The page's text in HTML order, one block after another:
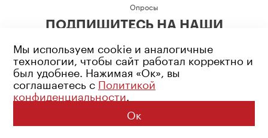
Опросы
ПОДПИШИТЕСЬ НА НАШИ
Возрастное ограничение: 16+
Политика конфиденциальности
© 2026 Все права защищены
Мы используем cookie и аналогичные
технологии, чтобы сайт работал корректно и
был удобнее. Нажимая «Ок», вы
соглашаетесь с Политикой
конфиденциальности.
Ок